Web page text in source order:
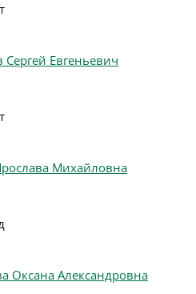
Сергей Евгеньевич
Михайловна
Оксана Александровна